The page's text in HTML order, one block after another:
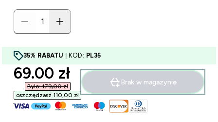
35% RABATU | KOD: PL35
discounted price
69.00 zł‎
Było: 179,00 zł‎
oszczędzasz 110,00 zł‎
Brak w magazynie